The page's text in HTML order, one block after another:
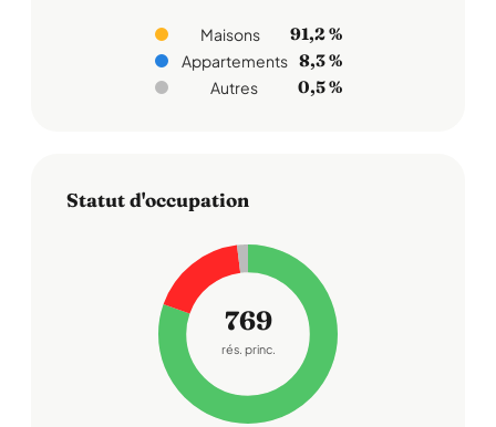
Maisons 91,2 %
Appartements 8,3 %
Autres 0,5 %
Statut d'occupation
769
rés. princ.